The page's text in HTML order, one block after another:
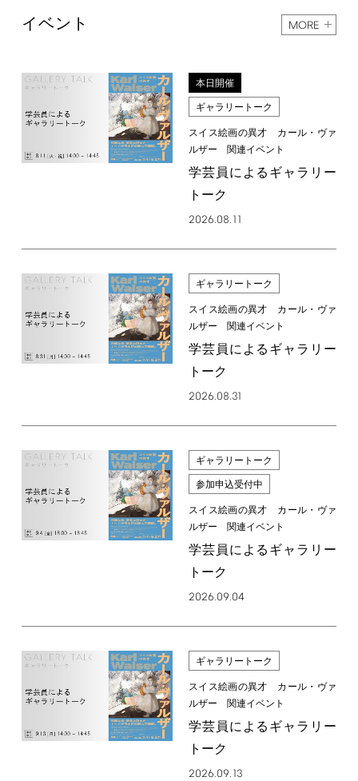
イベント MORE
本日開催
ギャラリートーク
スイス絵画の異才 カール・ヴァ
ルザー 関連イベント
学芸員によるギャラリー
トーク
2026.08.11
ギャラリートーク
スイス絵画の異才 カール・ヴァ
ルザー 関連イベント
学芸員によるギャラリー
トーク
2026.08.31
ギャラリートーク
参加申込受付中
スイス絵画の異才 カール・ヴァ
ルザー 関連イベント
学芸員によるギャラリー
トーク
2026.09.04
ギャラリートーク
スイス絵画の異才 カール・ヴァ
ルザー 関連イベント
学芸員によるギャラリー
トーク
2026.09.13